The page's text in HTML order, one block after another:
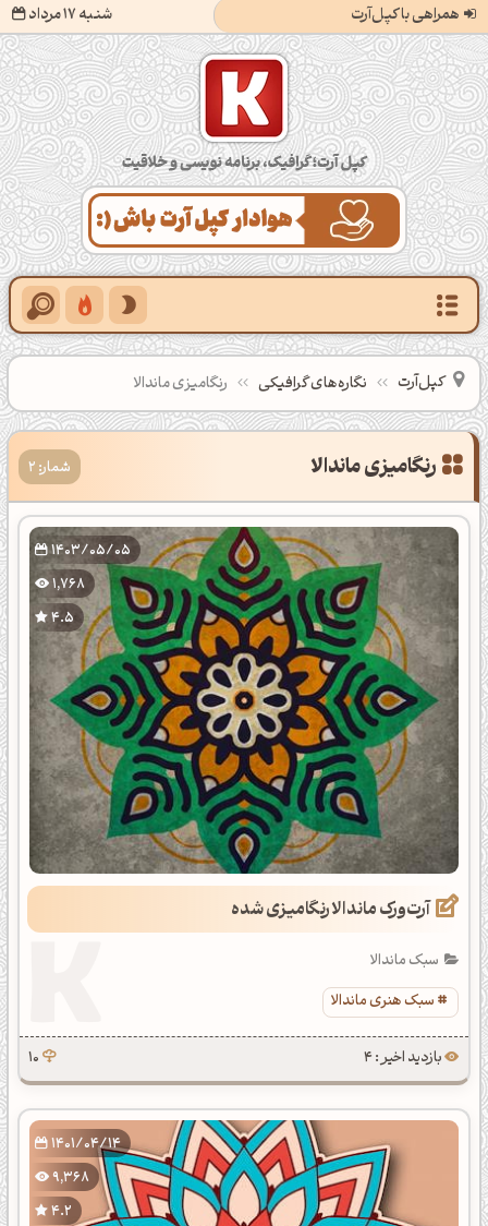
همراهی با کپل‌آرت شنبه 17 مرداد
کپل‌آرت؛ گرافیک، برنامه‌نویسی و خلاقیت
کپل‌آرت نگاره‌های گرافیکی رنگامیزی ماندالا
رنگامیزی ماندالا شمار: 2
1403/05/05
1,768
4.5
آرت‌ورک ماندالا رنگامیزی شده
سبک ماندالا
سبک هنری ماندالا
بازدید اخیر : 4 10
1401/04/14
9,368
4.2